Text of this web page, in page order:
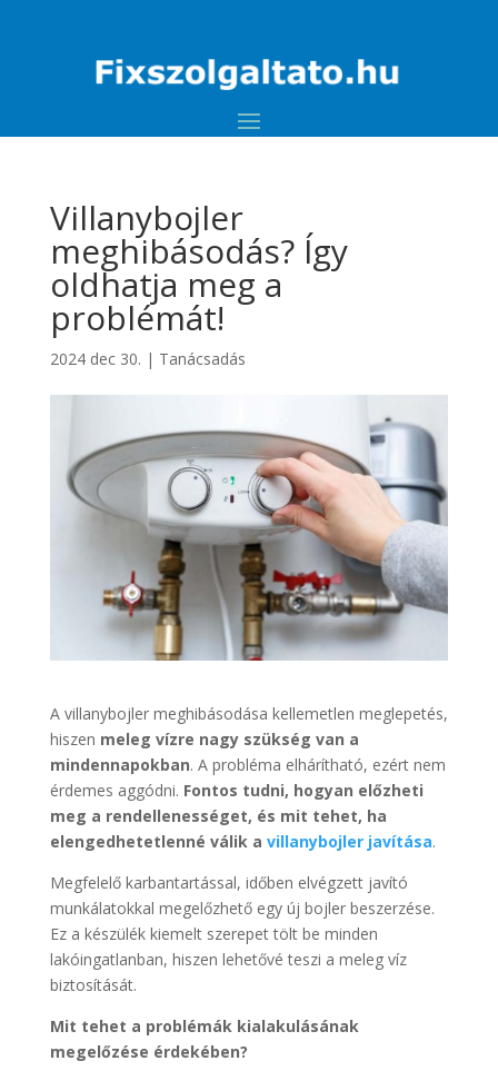
Villanybojler
meghibásodás? Így
oldhatja meg a
problémát!
2024 dec 30. | Tanácsadás
A villanybojler meghibásodása kellemetlen meglepetés,
hiszen meleg vízre nagy szükség van a
mindennapokban. A probléma elhárítható, ezért nem
érdemes aggódni. Fontos tudni, hogyan előzheti
meg a rendellenességet, és mit tehet, ha
elengedhetetlenné válik a villanybojler javítása.
Megfelelő karbantartással, időben elvégzett javító
munkálatokkal megelőzhető egy új bojler beszerzése.
Ez a készülék kiemelt szerepet tölt be minden
lakóingatlanban, hiszen lehetővé teszi a meleg víz
biztosítását.
Mit tehet a problémák kialakulásának
megelőzése érdekében?